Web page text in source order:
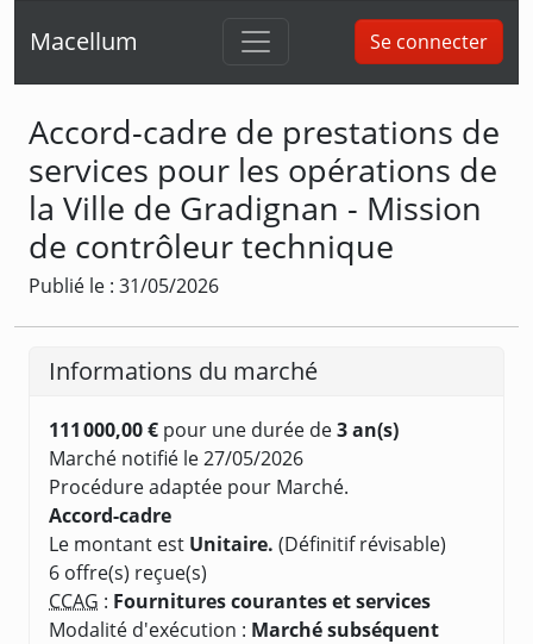
Macellum Se connecter
Accord-cadre de prestations de
services pour les opérations de
la Ville de Gradignan - Mission
de contrôleur technique
Publié le : 31/05/2026
Informations du marché
111 000,00 € pour une durée de3 an(s)
Marché notifié le 27/05/2026
Procédure adaptée pour Marché.
Accord-cadre
Le montant est Unitaire. (Définitif révisable)
6 offre(s) reçue(s)
CCAG : Fournitures courantes et services
Modalité d'exécution : Marché subséquent